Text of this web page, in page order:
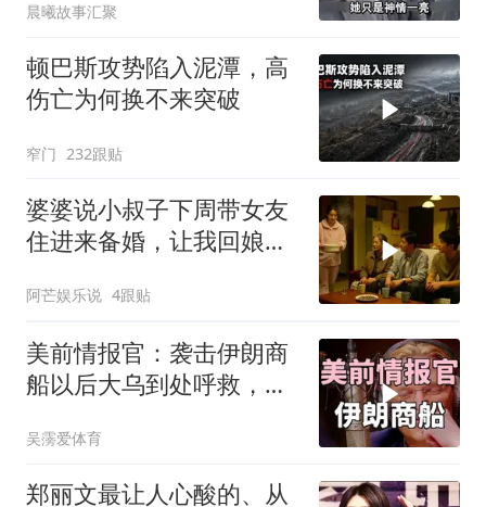
晨曦故事汇聚
顿巴斯攻势陷入泥潭，高
伤亡为何换不来突破
窄门 232跟贴
婆婆说小叔子下周带女友
住进来备婚，让我回娘家
阿芒娱乐说 4跟贴
美前情报官：袭击伊朗商
船以后大乌到处呼救，但
吴霶爱体育
郑丽文最让人心酸的、从